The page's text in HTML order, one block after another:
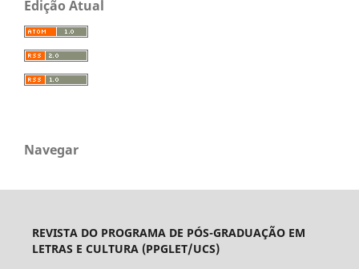
Edição Atual
Navegar
REVISTA DO PROGRAMA DE PÓS-GRADUAÇÃO EM
LETRAS E CULTURA (PPGLET/UCS)